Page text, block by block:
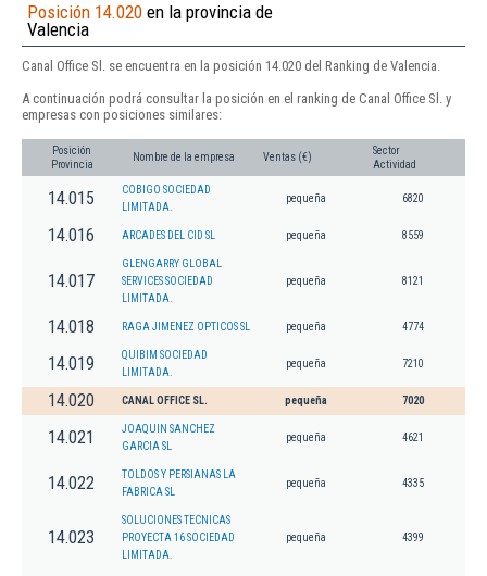
Posición 14.020 en la provincia de
Valencia
Canal Office Sl. se encuentra en la posición 14.020 del Ranking de Valencia.
A continuación podrá consultar la posición en el ranking de Canal Office Sl. y
empresas con posiciones similares:
Posición
Provincia
Nombre de la empresa Ventas (€)
Sector
Actividad
14.015
COBIGO SOCIEDAD
LIMITADA.
pequeña 6820
14.016 ARCADES DEL CID SL pequeña 8559
14.017
GLENGARRY GLOBAL
SERVICES SOCIEDAD
LIMITADA.
pequeña 8121
14.018 RAGA JIMENEZ OPTICOS SL pequeña 4774
14.019
QUIBIM SOCIEDAD
LIMITADA.
pequeña 7210
14.020 CANAL OFFICE SL. pequeña 7020
14.021
JOAQUIN SANCHEZ
GARCIA SL
pequeña 4621
14.022
TOLDOS Y PERSIANAS LA
FABRICA SL
pequeña 4335
14.023
SOLUCIONES TECNICAS
PROYECTA 16 SOCIEDAD
LIMITADA.
pequeña 4399